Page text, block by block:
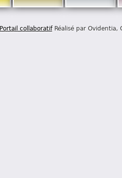
Portail collaboratifRéalisé par Ovidentia,